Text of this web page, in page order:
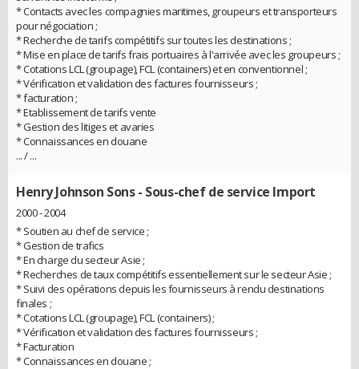
* Contacts avec les compagnies maritimes, groupeurs et transporteurs
pour négociation ;
* Recherche de tarifs compétitifs sur toutes les destinations ;
* Mise en place de tarifs frais portuaires à l'arrivée avec les groupeurs ;
* Cotations LCL (groupage), FCL (containers) et en conventionnel ;
* Vérification et validation des factures fournisseurs ;
* facturation ;
* Etablissement de tarifs vente
* Gestion des litiges et avaries
* Connaissances en douane
... / ...
Henry Johnson Sons- Sous-chef de service Import
2000 - 2004
* Soutien au chef de service ;
* Gestion de trafics
* En charge du secteur Asie ;
* Recherches de taux compétitifs essentiellement sur le secteur Asie ;
* Suivi des opérations depuis les fournisseurs à rendu destinations
finales ;
* Cotations LCL (groupage), FCL (containers) ;
* Vérification et validation des factures fournisseurs ;
* Facturation
* Connaissances en douane ;